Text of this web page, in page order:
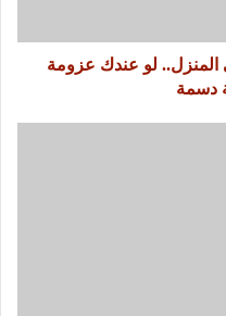
لو عندك عزومة
دسمة